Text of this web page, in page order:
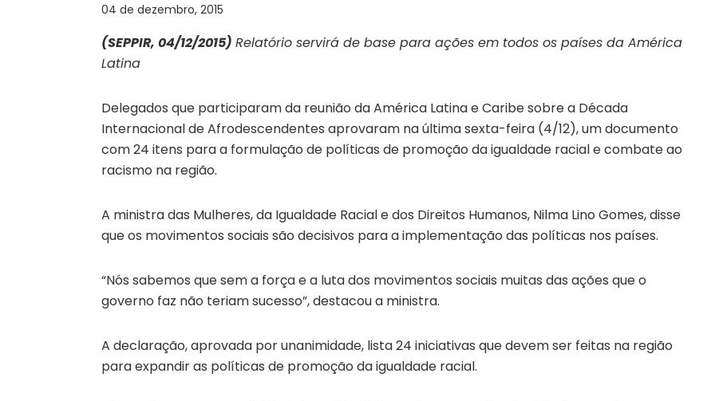
04 de dezembro, 2015
(SEPPIR, 04/12/2015) Relatório servirá de base para ações em todos os países da América
Latina
Delegados que participaram da reunião da América Latina e Caribe sobre a Década
Internacional de Afrodescendentes aprovaram na última sexta-feira (4/12), um documento
com 24 itens para a formulação de políticas de promoção da igualdade racial e combate ao
racismo na região.
A ministra das Mulheres, da Igualdade Racial e dos Direitos Humanos, Nilma Lino Gomes, disse
que os movimentos sociais são decisivos para a implementação das políticas nos países.
“Nós sabemos que sem a força e a luta dos movimentos sociais muitas das ações que o
governo faz não teriam sucesso”, destacou a ministra.
A declaração, aprovada por unanimidade, lista 24 iniciativas que devem ser feitas na região
para expandir as políticas de promoção da igualdade racial.